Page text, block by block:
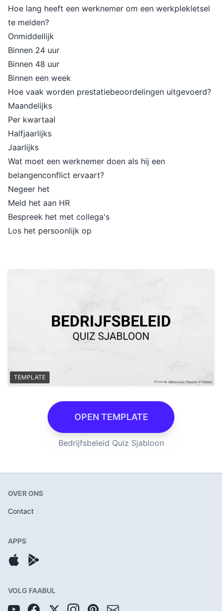
Hoe lang heeft een werknemer om een werkplekletsel
te melden?
Onmiddellijk
Binnen 24 uur
Binnen 48 uur
Binnen een week
Hoe vaak worden prestatiebeoordelingen uitgevoerd?
Maandelijks
Per kwartaal
Halfjaarlijks
Jaarlijks
Wat moet een werknemer doen als hij een
belangenconflict ervaart?
Negeer het
Meld het aan HR
Bespreek het met collega's
Los het persoonlijk op
TEMPLATE
OPEN TEMPLATE
Bedrijfsbeleid Quiz Sjabloon
OVER ONS
Contact
APPS
VOLG FAABUL